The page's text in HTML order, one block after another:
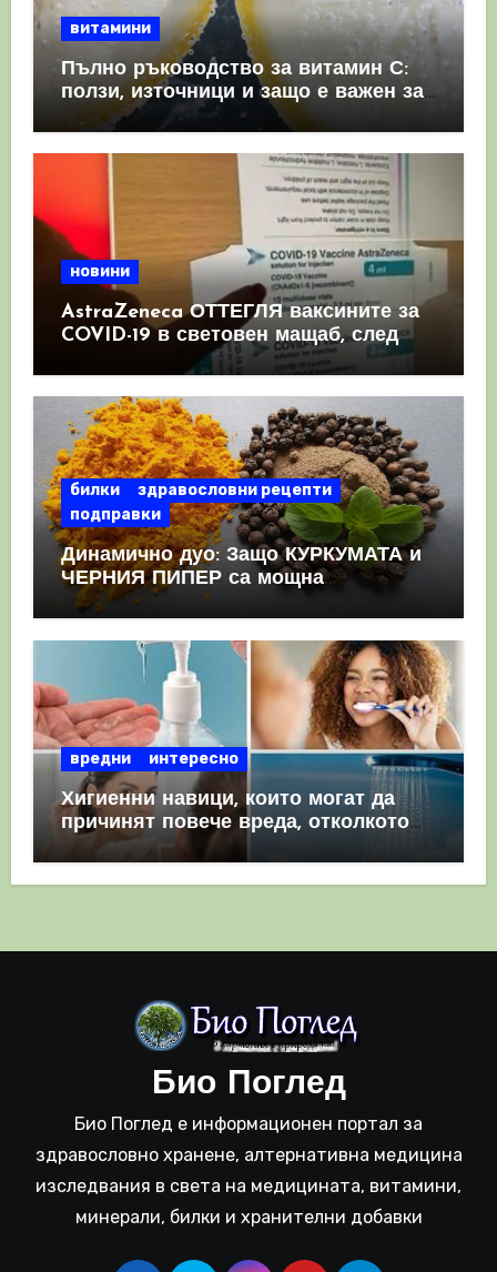
витамини
Пълно ръководство за витамин С:
ползи, източници и защо е важен за
имунната система
новини
AstraZeneca ОТТЕГЛЯ ваксините за
COVID-19 в световен мащаб, след
като призна, че те причиняват
билки
здравословни рецепти
подправки
Динамично дуо: Защо КУРКУМАТА и
ЧЕРНИЯ ПИПЕР са мощна
комбинация
вредни интересно
Хигиенни навици, които могат да
причинят повече вреда, отколкото
полза
Био Поглед
Био Поглед е информационен портал за
здравословно хранене, алтернативна медицина
изследвания в света на медицината, витамини,
минерали, билки и хранителни добавки